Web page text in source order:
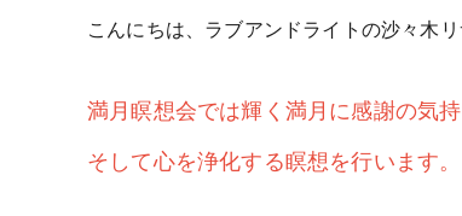
こんにちは、ラブアンドライトの沙々木リ
満月瞑想会では輝く満月に感謝の気持
そして心を浄化する瞑想を行います。